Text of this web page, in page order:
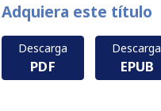
Adquiera este título
Descarga
PDF
Descarga
EPUB